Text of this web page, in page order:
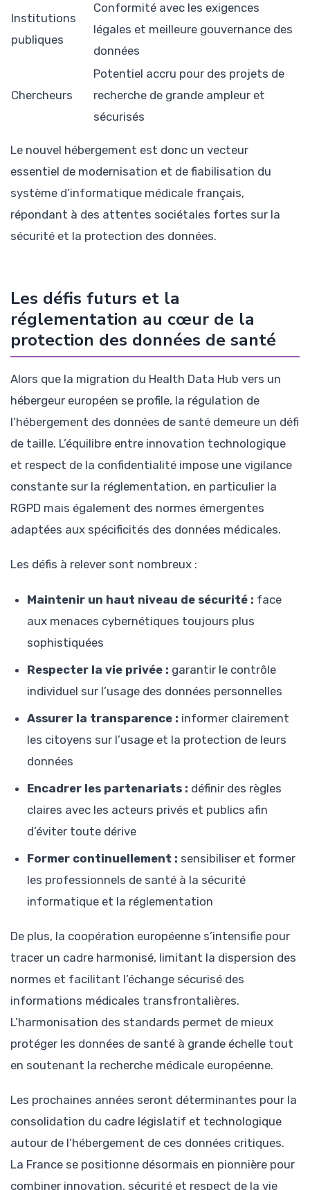
Institutions
publiques
Conformité avec les exigences
légales et meilleure gouvernance des
données
Chercheurs
Potentiel accru pour des projets de
recherche de grande ampleur et
sécurisés
Le nouvel hébergement est donc un vecteur
essentiel de modernisation et de fiabilisation du
système d’informatique médicale français,
répondant à des attentes sociétales fortes sur la
sécurité et la protection des données.
Les défis futurs et la
réglementation au cœur de la
protection des données de santé
Alors que la migration du Health Data Hub vers un
hébergeur européen se profile, la régulation de
l’hébergement des données de santé demeure un défi
de taille. L’équilibre entre innovation technologique
et respect de la confidentialité impose une vigilance
constante sur la réglementation, en particulier la
RGPD mais également des normes émergentes
adaptées aux spécificités des données médicales.
Les défis à relever sont nombreux :
Maintenir un haut niveau de sécurité : face
aux menaces cybernétiques toujours plus
sophistiquées
Respecter la vie privée : garantir le contrôle
individuel sur l’usage des données personnelles
Assurer la transparence : informer clairement
les citoyens sur l’usage et la protection de leurs
données
Encadrer les partenariats : définir des règles
claires avec les acteurs privés et publics afin
d’éviter toute dérive
Former continuellement : sensibiliser et former
les professionnels de santé à la sécurité
informatique et la réglementation
De plus, la coopération européenne s’intensifie pour
tracer un cadre harmonisé, limitant la dispersion des
normes et facilitant l’échange sécurisé des
informations médicales transfrontalières.
L’harmonisation des standards permet de mieux
protéger les données de santé à grande échelle tout
en soutenant la recherche médicale européenne.
Les prochaines années seront déterminantes pour la
consolidation du cadre législatif et technologique
autour de l’hébergement de ces données critiques.
La France se positionne désormais en pionnière pour
combiner innovation, sécurité et respect de la vie